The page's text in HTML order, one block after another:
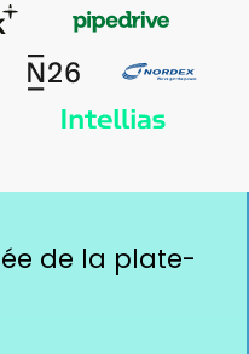
de la plate-